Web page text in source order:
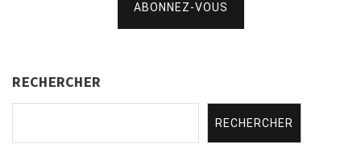
ABONNEZ-VOUS
RECHERCHER
RECHERCHER